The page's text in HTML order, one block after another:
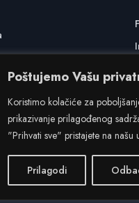
Poštujemo Vašu
Koristimo kolačiće za
prikazivanje prilagođenog
"Prihvati sve" pristajete na našu
Prilagodi